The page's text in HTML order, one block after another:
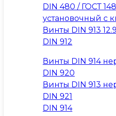
DIN 480 / ГОСТ
установочный с
Винты DIN 913
DIN 912
Винты DIN 914
DIN 920
Винты DIN 913
DIN 921
DIN 914